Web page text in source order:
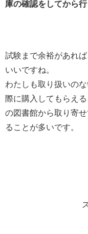
庫の確認をしてから
試験まで余裕があれ
いいですね。
わたしも取り扱いの
際に購入してもらえ
の図書館から取り寄
ることが多いです。